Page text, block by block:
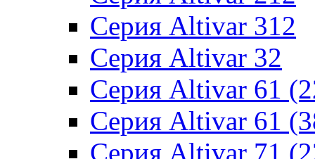
Серия Altivar 312
Серия Altivar 32
Серия Altivar 61
Серия Altivar 61
Серия Altivar 71